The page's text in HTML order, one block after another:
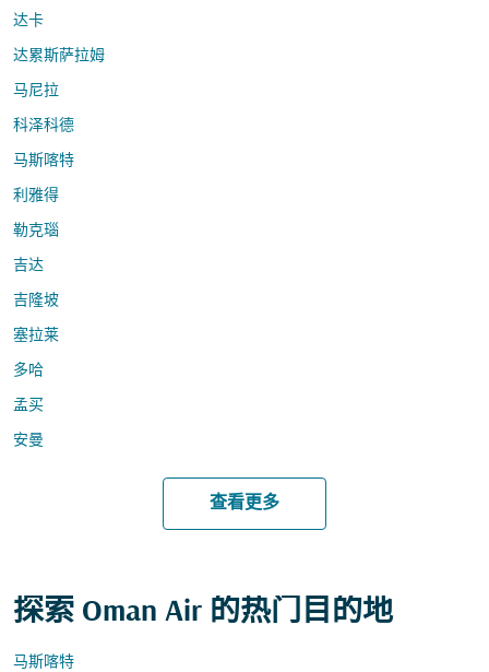
达卡
达累斯萨拉姆
马尼拉
科泽科德
马斯喀特
利雅得
勒克瑙
吉达
吉隆坡
塞拉莱
多哈
孟买
安曼
查看更多
探索 Oman Air 的热门目的地
马斯喀特